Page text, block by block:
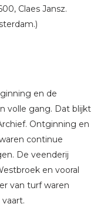
Claes Jansz.
en de
volle gang. Dat blijkt
Ontginning en
continue
De veenderij
en vooral
van turf waren